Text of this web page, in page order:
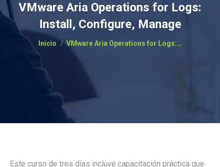
VMware Aria Operations for Logs:
Install, Configure, Manage
Estás aquí:
Inicio VMware Aria Operations for Logs:…
Este curso de tres días incluye capacitación práctica que